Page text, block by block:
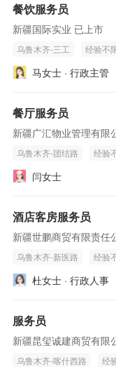
餐饮服务员
新疆国际实业 已上市
乌鲁木齐-三工 经验不
马女士 · 行政主管
餐厅服务员
新疆广汇物业管理有限
乌鲁木齐-团结路 经验
闫女士
酒店客房服务员
新疆世鹏商贸有限责任
乌鲁木齐-新医路 经验
杜女士 · 行政人事
服务员
新疆昆玺诚建商贸有限
乌鲁木齐-喀什西路 经